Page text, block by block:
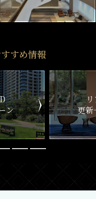
すめ情報
ク
新